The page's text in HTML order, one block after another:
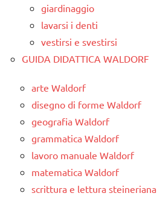
giardinaggio
lavarsi i denti
vestirsi e svestirsi
GUIDA DIDATTICA WALDORF
arte Waldorf
disegno di forme Waldorf
geografia Waldorf
grammatica Waldorf
lavoro manuale Waldorf
matematica Waldorf
scrittura e lettura steineriana